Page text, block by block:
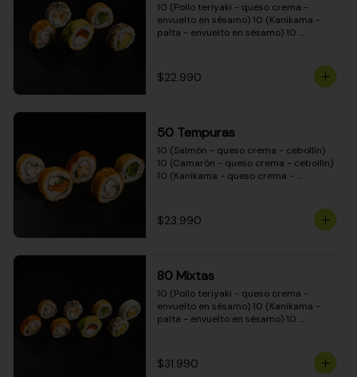
10 (Pollo teriyaki - queso crema -
envuelto en sésamo) 10 (Kanikama -
palta - envuelto en sésamo) 10
cebollín - envuelto en masa tempura)
10 (Pimentón - queso crema - cebollín
$22.990
50 Tempuras
10 (Salmón - queso crema - cebollín)
10 (Camarón - queso crema - cebollín)
10 (Kanikama - queso crema -
crema - cebollín)
$23.990
80 Mixtas
10 (Pollo teriyaki - queso crema -
envuelto en sésamo) 10 (Kanikama -
palta - envuelto en sésamo) 10
envuelto en queso crema) 10
(Camarón - queso crema - cebollín -
$31.990